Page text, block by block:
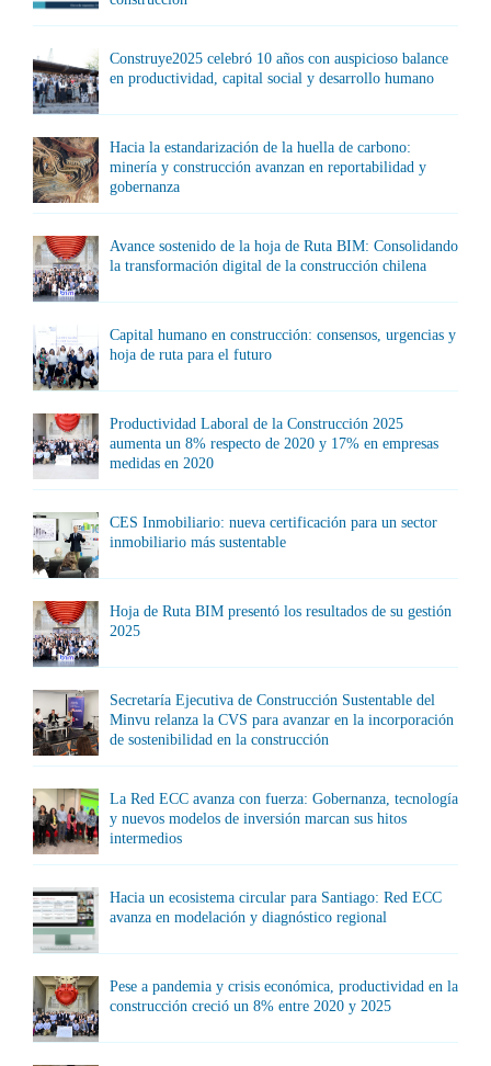
Construye2025 celebró 10 años con auspicioso balance
en productividad, capital social y desarrollo humano
Hacia la estandarización de la huella de carbono:
minería y construcción avanzan en reportabilidad y
gobernanza
Avance sostenido de la hoja de Ruta BIM: Consolidando
la transformación digital de la construcción chilena
Capital humano en construcción: consensos, urgencias y
hoja de ruta para el futuro
Productividad Laboral de la Construcción 2025
aumenta un 8% respecto de 2020 y 17% en empresas
medidas en 2020
CES Inmobiliario: nueva certificación para un sector
inmobiliario más sustentable
Hoja de Ruta BIM presentó los resultados de su gestión
2025
Secretaría Ejecutiva de Construcción Sustentable del
Minvu relanza la CVS para avanzar en la incorporación
de sostenibilidad en la construcción
La Red ECC avanza con fuerza: Gobernanza, tecnología
y nuevos modelos de inversión marcan sus hitos
intermedios
Hacia un ecosistema circular para Santiago: Red ECC
avanza en modelación y diagnóstico regional
Pese a pandemia y crisis económica, productividad en la
construcción creció un 8% entre 2020 y 2025